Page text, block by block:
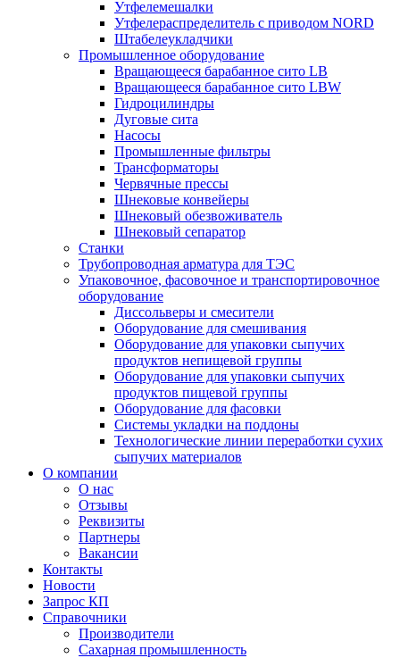
Утфелемешалки
Утфелераспределитель с приводом NORD
Штабелеукладчики
Промышленное оборудование
Вращающееся барабанное сито LB
Вращающееся барабанное сито LBW
Гидроцилиндры
Дуговые сита
Насосы
Промышленные фильтры
Трансформаторы
Червячные прессы
Шнековые конвейеры
Шнековый обезвоживатель
Шнековый сепаратор
Станки
Трубопроводная арматура для ТЭС
Упаковочное, фасовочное и транспортировочное
оборудование
Диссольверы и смесители
Оборудование для смешивания
Оборудование для упаковки сыпучих
продуктов непищевой группы
Оборудование для упаковки сыпучих
продуктов пищевой группы
Оборудование для фасовки
Системы укладки на поддоны
Технологические линии переработки сухих
сыпучих материалов
О компании
О нас
Отзывы
Реквизиты
Партнеры
Вакансии
Контакты
Новости
Запрос КП
Справочники
Производители
Сахарная промышленность